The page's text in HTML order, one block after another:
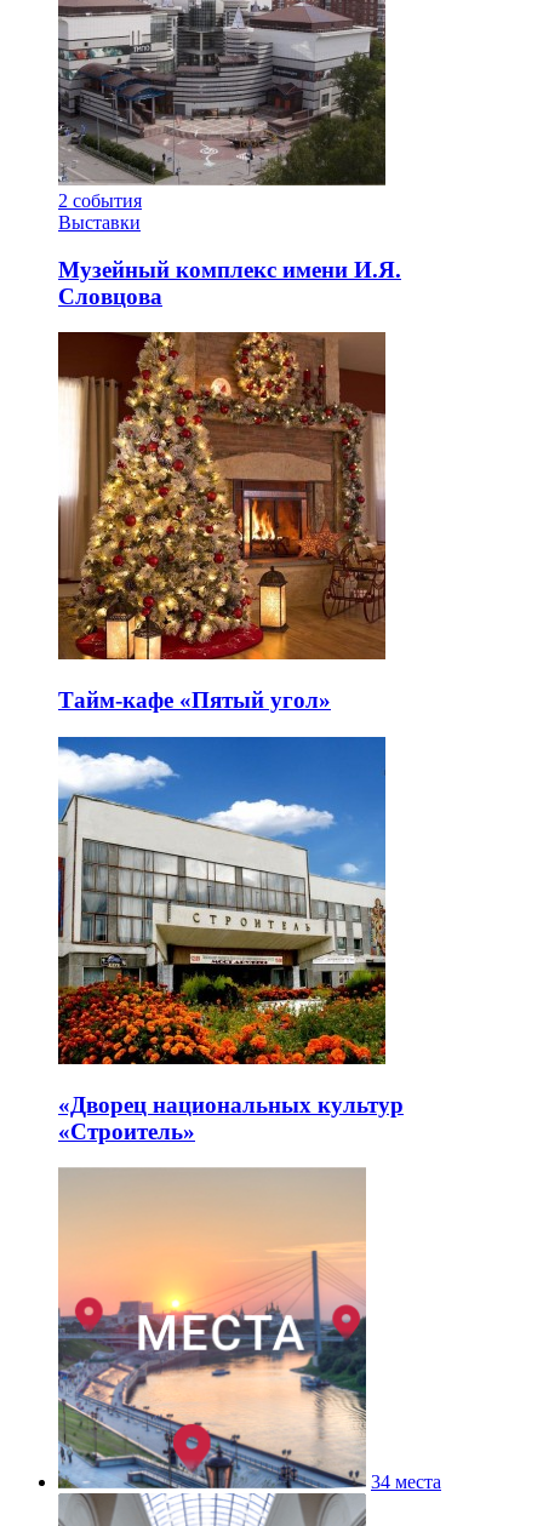
2 события
Выставки
Музейный комплекс имени И.Я.
Словцова
Тайм-кафе «Пятый угол»
«Дворец национальных культур
«Строитель»
34 места